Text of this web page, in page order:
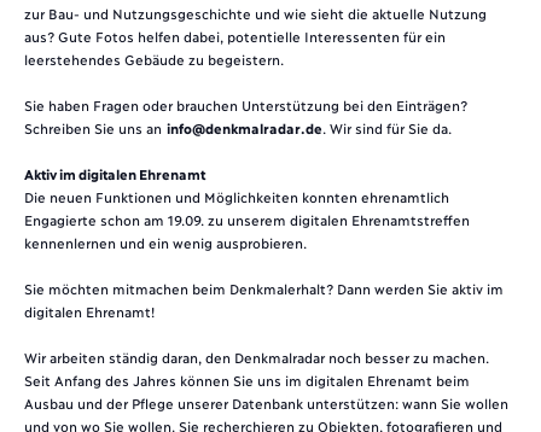
zur Bau- und Nutzungsgeschichte und wie sieht die aktuelle Nutzung
aus? Gute Fotos helfen dabei, potentielle Interessenten für ein
leerstehendes Gebäude zu begeistern.
Sie haben Fragen oder brauchen Unterstützung bei den Einträgen?
Schreiben Sie uns an info@denkmalradar.de . Wir sind für Sie da.
Aktiv im digitalen Ehrenamt
Die neuen Funktionen und Möglichkeiten konnten ehrenamtlich
Engagierte schon am 19.09. zu unserem digitalen Ehrenamtstreffen
kennenlernen und ein wenig ausprobieren.
Sie möchten mitmachen beim Denkmalerhalt? Dann werden Sie aktiv im
digitalen Ehrenamt!
Wir arbeiten ständig daran, den Denkmalradar noch besser zu machen.
Seit Anfang des Jahres können Sie uns im digitalen Ehrenamt beim
Ausbau und der Pflege unserer Datenbank unterstützen: wann Sie wollen
und von wo Sie wollen. Sie recherchieren zu Objekten, fotografieren und